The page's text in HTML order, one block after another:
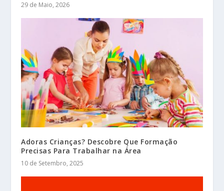
29 de Maio, 2026
Adoras Crianças? Descobre Que Formação
Precisas Para Trabalhar na Área
10 de Setembro, 2025